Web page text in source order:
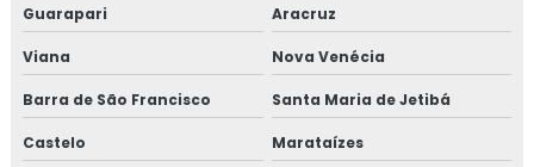
Guarapari Aracruz
Viana Nova Venécia
Barra de São Francisco Santa Maria de Jetibá
Castelo Marataízes